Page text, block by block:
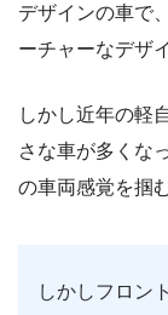
デザインの車で
ーチャーなデザ
しかし近年の軽
さな車が多くな
の車両感覚を掴
しかしフロン